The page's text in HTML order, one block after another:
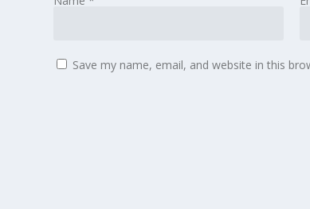
Save my name, email, and website in this